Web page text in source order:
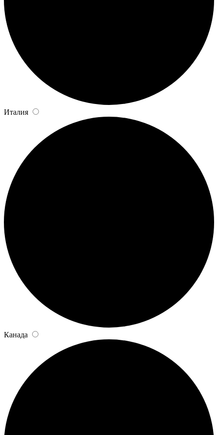
Италия
Канада